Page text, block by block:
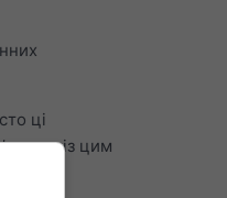
ці
із цим